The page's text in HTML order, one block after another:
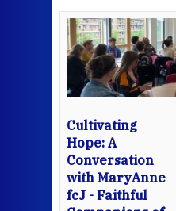
Cultivating
Hope: A
Conversation
with MaryAnne
fcJ - Faithful